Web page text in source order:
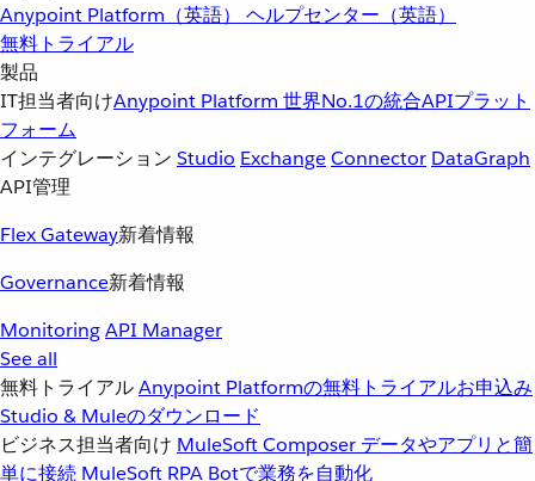
Anypoint Platform（英語） ヘルプセンター（英語）
無料トライアル
製品
IT担当者向けAnypoint Platform 世界No.1の統合APIプラット
フォーム
インテグレーション Studio ExchangeConnector DataGraph
API管理
Flex Gateway新着情報
Governance新着情報
MonitoringAPI Manager
See all
無料トライアルAnypoint Platformの無料トライアルお申込み
Studio & Muleのダウンロード
ビジネス担当者向け MuleSoft Composer データやアプリと簡
単に接続 MuleSoft RPA Botで業務を自動化